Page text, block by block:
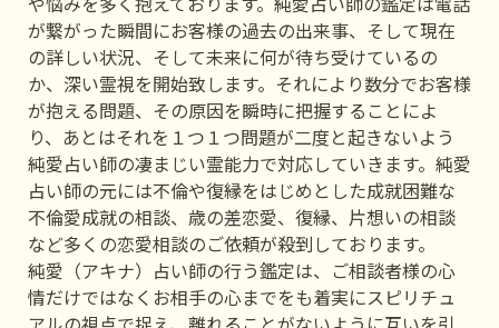
が繋がった瞬間にお客様の過去の出来事、そして現在
の詳しい状況、そして未来に何が待ち受けているの
か、深い霊視を開始致します。それにより数分でお客様
が抱える問題、その原因を瞬時に把握することによ
り、あとはそれを１つ１つ問題が二度と起きないよう
純愛占い師の凄まじい霊能力で対応していきます。純愛
占い師の元には不倫や復縁をはじめとした成就困難な
不倫愛成就の相談、歳の差恋愛、復縁、片想いの相談
など多くの恋愛相談のご依頼が殺到しております。
純愛（アキナ）占い師の行う鑑定は、ご相談者様の心
情だけではなくお相手の心までをも着実にスピリチュ